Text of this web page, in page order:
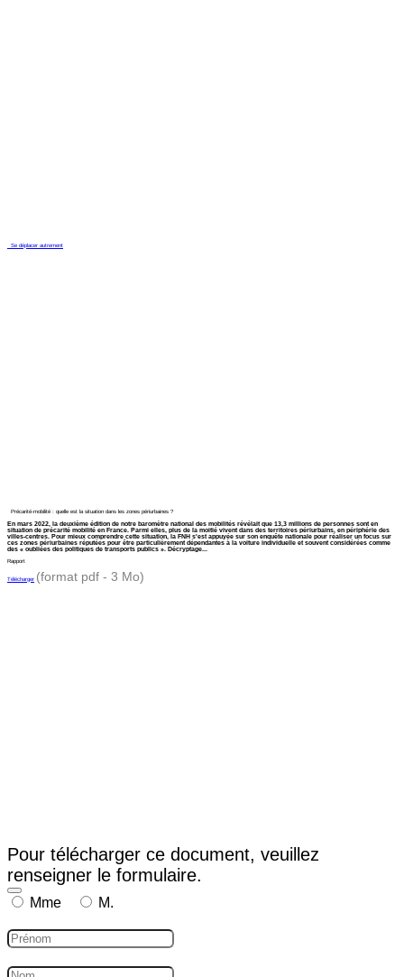
Se déplacer autrement
Précarité-mobilité : quelle est la situation dans les zones périurbaines ?
En mars 2022, la deuxième édition de notre baromètre national des mobilités révélait que 13,3 millions de personnes sont en
situation de précarité mobilité en France. Parmi elles, plus de la moitié vivent dans des territoires périurbains, en périphérie des
villes-centres. Pour mieux comprendre cette situation, la FNH s'est appuyée sur son enquête nationale pour réaliser un focus sur
ces zones périurbaines réputées pour être particulièrement dépendantes à la voiture individuelle et souvent considérées comme
des « oubliées des politiques de transports publics ». Décryptage...
Rapport
Télécharger (format pdf - 3 Mo)
Pour télécharger ce document, veuillez
renseigner le formulaire.
Mme M.